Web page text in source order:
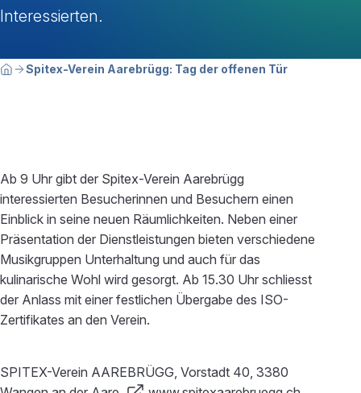
Interessierten.
Breadcrumbnavigation
Sie befinden sich hier:
HomeSpitex-Verein Aarebrügg: Tag der offenen Tür
Ab 9 Uhr gibt der Spitex-Verein Aarebrügg
interessierten Besucherinnen und Besuchern einen
Einblick in seine neuen Räumlichkeiten. Neben einer
Präsentation der Dienstleistungen bieten verschiedene
Musikgruppen Unterhaltung und auch für das
kulinarische Wohl wird gesorgt. Ab 15.30 Uhr schliesst
der Anlass mit einer festlichen Übergabe des ISO-
Zertifikates an den Verein.
SPITEX-Verein AAREBRÜGG, Vorstadt 40, 3380